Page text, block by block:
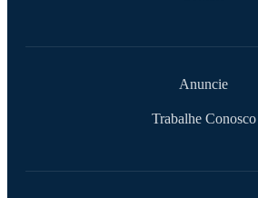
Anuncie
Trabalhe Conosco